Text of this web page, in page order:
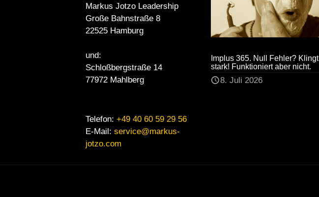
Markus Jotzo Leadership
Große Bahnstraße 8
22525 Hamburg
und:
Schloßbergstraße 14
77972 Mahlberg
Telefon: +49 40 60 59 29 56
E-Mail: service@markus-
jotzo.com
Implus 365. Null Fehler? Klingt
stark! Funktioniert aber nicht.
8. Juli 2026